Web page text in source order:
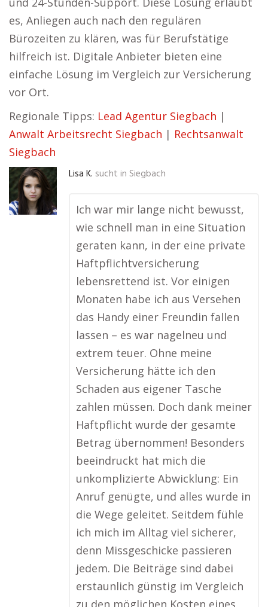
es, Anliegen auch nach den regulären
Bürozeiten zu klären, was für Berufstätige
hilfreich ist. Digitale Anbieter bieten eine
einfache Lösung im Vergleich zur Versicherung
vor Ort.
Regionale Tipps: Lead Agentur Siegbach |
Anwalt Arbeitsrecht Siegbach | Rechtsanwalt
Siegbach
Lisa K. sucht in Siegbach
Ich war mir lange nicht bewusst,
wie schnell man in eine Situation
geraten kann, in der eine private
Haftpflichtversicherung
lebensrettend ist. Vor einigen
Monaten habe ich aus Versehen
das Handy einer Freundin fallen
lassen – es war nagelneu und
extrem teuer. Ohne meine
Versicherung hätte ich den
Schaden aus eigener Tasche
zahlen müssen. Doch dank meiner
Haftpflicht wurde der gesamte
Betrag übernommen! Besonders
beeindruckt hat mich die
unkomplizierte Abwicklung: Ein
Anruf genügte, und alles wurde in
die Wege geleitet. Seitdem fühle
ich mich im Alltag viel sicherer,
denn Missgeschicke passieren
jedem. Die Beiträge sind dabei
erstaunlich günstig im Vergleich
zu den möglichen Kosten eines